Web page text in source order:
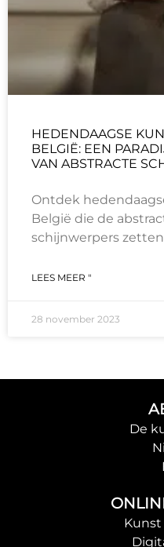
HEDENDAAGSE
BELGIË: EEN
VAN ABSTRACTE
Ontdek
België die de
schijnwerpers
LEES MEER "
28 november 2023
De
Kunst